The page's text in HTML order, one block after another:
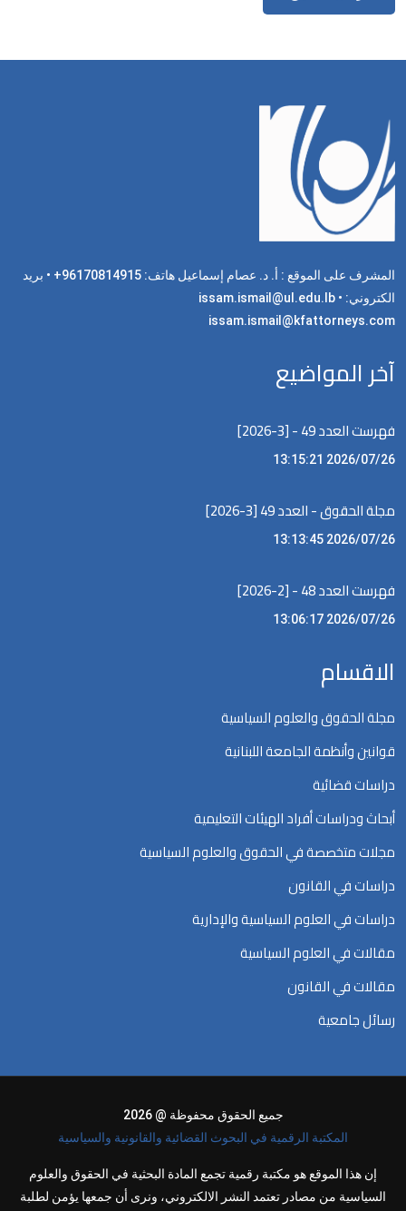
المشرف على الموقع : أ. د. عصام إسماعيل هاتف: 96170814915+ • بريد
الكتروني: issam.ismail@ul.edu.lb •
issam.ismail@kfattorneys.com
آخر المواضيع
فهرست العدد 49 - [3-2026]
2026/07/26 13:15:21
مجلة الحقوق - العدد 49 [3-2026]
2026/07/26 13:13:45
فهرست العدد 48 - [2-2026]
2026/07/26 13:06:17
الاقسام
مجلة الحقوق والعلوم السياسية
قوانين وأنظمة الجامعة اللبنانية
دراسات قضائية
أبحاث ودراسات أفراد الهيئات التعليمية
مجلات متخصصة في الحقوق والعلوم السياسية
دراسات في القانون
دراسات في العلوم السياسية والإدارية
مقالات في العلوم السياسية
مقالات في القانون
رسائل جامعية
جميع الحقوق محفوظة @ 2026
المكتبة الرقمية في البحوث القضائية والقانونية والسياسية
إن هذا الموقع هو مكتبة رقمية تجمع المادة البحثية في الحقوق والعلوم
السياسية من مصادر تعتمد النشر الالكتروني، ونرى أن جمعها يؤمن لطلبة